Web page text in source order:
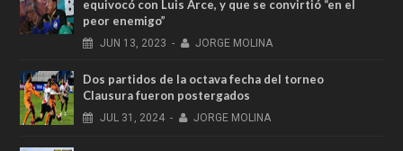
equivocó con Luis Arce, y que se convirtió “en el
peor enemigo”
JUN 13, 2023 - JORGE MOLINA
Dos partidos de la octava fecha del torneo
Clausura fueron postergados
JUL 31, 2024 - JORGE MOLINA